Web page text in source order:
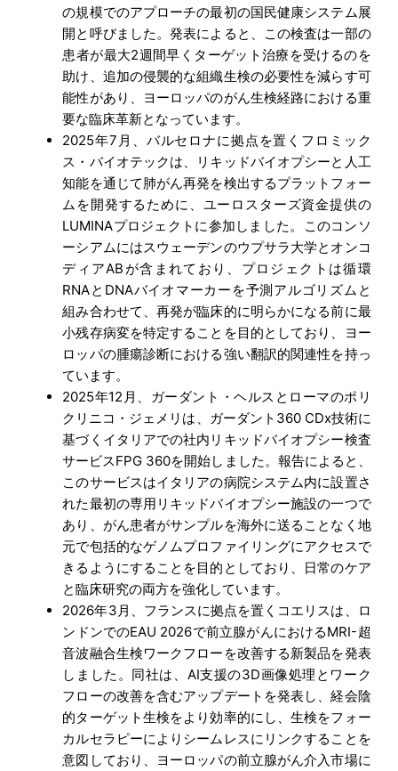
の規模でのアプローチの最初の国民健康システム展
開と呼びました。発表によると、この検査は一部の
患者が最大2週間早くターゲット治療を受けるのを
助け、追加の侵襲的な組織生検の必要性を減らす可
能性があり、ヨーロッパのがん生検経路における重
要な臨床革新となっています。
2025年7月、バルセロナに拠点を置くフロミック
ス・バイオテックは、リキッドバイオプシーと人工
知能を通じて肺がん再発を検出するプラットフォー
ムを開発するために、ユーロスターズ資金提供の
LUMINAプロジェクトに参加しました。このコンソ
ーシアムにはスウェーデンのウプサラ大学とオンコ
ディアABが含まれており、プロジェクトは循環
RNAとDNAバイオマーカーを予測アルゴリズムと
組み合わせて、再発が臨床的に明らかになる前に最
小残存病変を特定することを目的としており、ヨー
ロッパの腫瘍診断における強い翻訳的関連性を持っ
ています。
2025年12月、ガーダント・ヘルスとローマのポリ
クリニコ・ジェメリは、ガーダント360 CDx技術に
基づくイタリアでの社内リキッドバイオプシー検査
サービスFPG 360を開始しました。報告によると、
このサービスはイタリアの病院システム内に設置さ
れた最初の専用リキッドバイオプシー施設の一つで
あり、がん患者がサンプルを海外に送ることなく地
元で包括的なゲノムプロファイリングにアクセスで
きるようにすることを目的としており、日常のケア
と臨床研究の両方を強化しています。
2026年3月、フランスに拠点を置くコエリスは、ロ
ンドンでのEAU 2026で前立腺がんにおけるMRI-超
音波融合生検ワークフローを改善する新製品を発表
しました。同社は、AI支援の3D画像処理とワーク
フローの改善を含むアップデートを発表し、経会陰
的ターゲット生検をより効率的にし、生検をフォー
カルセラピーによりシームレスにリンクすることを
意図しており、ヨーロッパの前立腺がん介入市場に